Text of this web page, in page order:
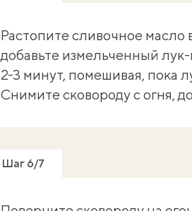
Растопите сливочное масло
добавьте измельченный
2-3 минут, помешивая, пока
Снимите сковороду с огня,
Шаг 6/7